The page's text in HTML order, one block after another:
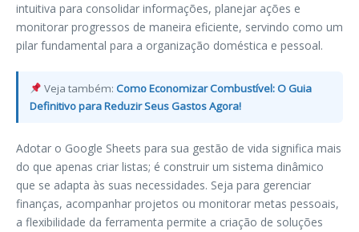
intuitiva para consolidar informações, planejar ações e
monitorar progressos de maneira eficiente, servindo como um
pilar fundamental para a organização doméstica e pessoal.
Veja também:Como Economizar Combustível: O Guia
Definitivo para Reduzir Seus Gastos Agora!
Adotar o Google Sheets para sua gestão de vida significa mais
do que apenas criar listas; é construir um sistema dinâmico
que se adapta às suas necessidades. Seja para gerenciar
finanças, acompanhar projetos ou monitorar metas pessoais,
a flexibilidade da ferramenta permite a criação de soluções